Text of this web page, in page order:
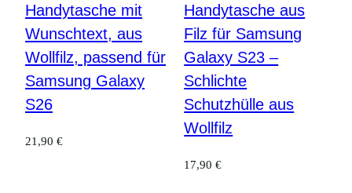
Handytasche mit
Wunschtext, aus
Wollfilz, passend für
Samsung Galaxy
S26
21,90 €
Handytasche aus
Filz für Samsung
Galaxy S23 –
Schlichte
Schutzhülle aus
Wollfilz
17,90€